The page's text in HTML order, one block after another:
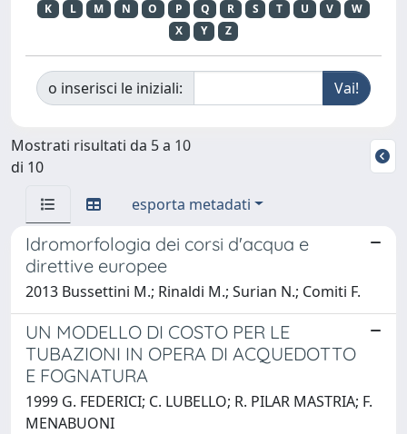
K
L M N O P Q R S T U V
W
X
Y Z
o inserisci le iniziali:
Mostrati risultati da 5 a 10
di 10
esporta metadati
Idromorfologia dei corsi d'acqua e
direttive europee
2013 Bussettini M.; Rinaldi M.; Surian N.; Comiti F.
UN MODELLO DI COSTO PER LE
TUBAZIONI IN OPERA DI ACQUEDOTTO
E FOGNATURA
1999 G. FEDERICI; C. LUBELLO; R. PILAR MASTRIA; F.
MENABUONI